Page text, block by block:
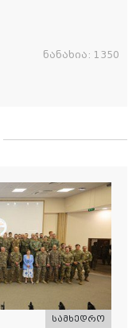
ნანახია: 1350
სამხედრო